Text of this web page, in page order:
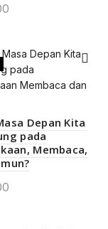
Depan Kita
pada
Membaca,